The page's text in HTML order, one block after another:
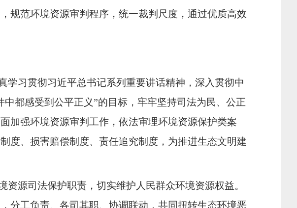
规范环境资源审判程序，统一裁判尺度，通过优质高效
习贯彻习近平总书记系列重要讲话精神，深入贯彻中
都感受到公平正义”的目标，牢牢坚持司法为民、公正
加强环境资源审判工作，依法审理环境资源保护类案
度、损害赔偿制度、责任追究制度，为推进生态文明建
源司法保护职责，切实维护人民群众环境资源权益。
分工负责、各司其职、协调联动，共同扭转生态环境恶